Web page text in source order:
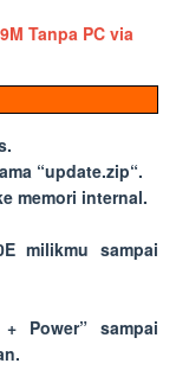
Tanpa PC via
“update.zip“.
memori internal.
milikmu sampai
Power” sampai